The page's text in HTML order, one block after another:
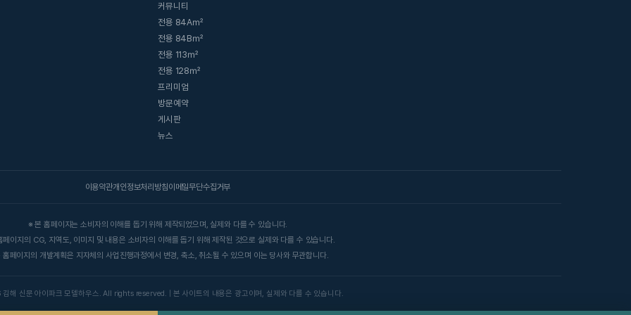
커뮤니티
전용 84A㎡
전용 84B㎡
전용 113㎡
전용 128㎡
프리미엄
방문예약
게시판
뉴스
이용약관개인정보처리방침이메일무단수집거부
※ 본 홈페이지는 소비자의 이해를 돕기 위해 제작되었으며, 실제와 다를 수 있습니다.
페이지의 CG, 지역도, 이미지 및 내용은 소비자의 이해를 돕기 위해 제작된 것으로 실제와 다를 수 있습니다.
페이지의 개발계획은 지자체의 사업진행과정에서 변경, 축소, 취소될 수 있으며 이는 당사와 무관합니다.
해 신문 아이파크 모델하우스. All rights reserved. | 본 사이트의 내용은 광고이며, 실제와 다를 수 있습니다.